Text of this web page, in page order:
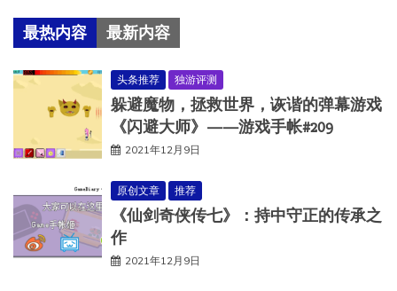
最热内容 最新内容
头条推荐 独游评测
躲避魔物，拯救世界，诙谐的弹幕游戏
《闪避大师》——游戏手帐#209
2021年12月9日
原创文章 推荐
《仙剑奇侠传七》：持中守正的传承之
作
2021年12月9日